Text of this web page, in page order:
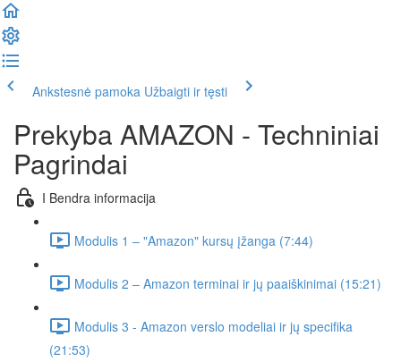
Ankstesnė pamoka Užbaigti ir tęsti
Prekyba AMAZON - Techniniai
Pagrindai
I Bendra informacija
Modulis 1 – "Amazon" kursų įžanga (7:44)
Modulis 2 – Amazon terminai ir jų paaiškinimai (15:21)
Modulis 3 - Amazon verslo modeliai ir jų specifika
(21:53)